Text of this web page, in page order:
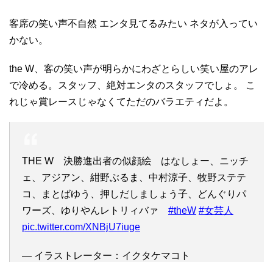
客席の笑い声不自然 エンタ見てるみたい ネタが入ってい
かない。
the W、客の笑い声が明らかにわざとらしい笑い屋のアレ
で冷める。スタッフ、絶対エンタのスタッフでしょ。 こ
れじゃ賞レースじゃなくてただのバラエティだよ。
THE W 決勝進出者の似顔絵 はなしょー、ニッチ
ェ、アジアン、紺野ぶるま、中村涼子、牧野ステテ
コ、まとばゆう、押しだしましょう子、どんぐりパ
ワーズ、ゆりやんレトリィバァ #theW #女芸人
pic.twitter.com/XNBjU7iuge
— イラストレーター：イクタケマコト